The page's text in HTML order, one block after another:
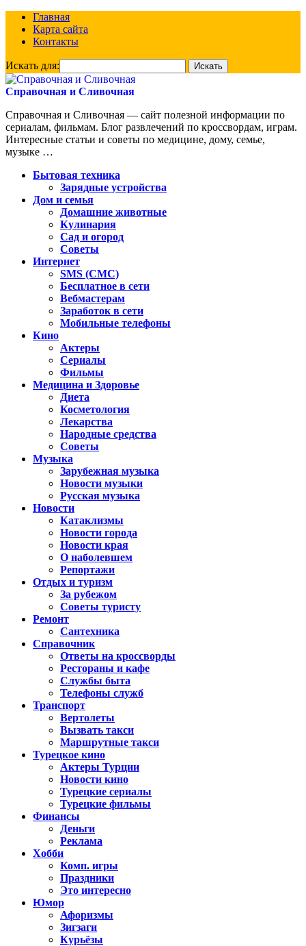
Главная
Карта сайта
Контакты
Искать для:
Справочная и Сливочная
Справочная и Сливочная — сайт полезной информации по
сериалам, фильмам. Блог развлечений по кроссвордам, играм.
Интересные статьи и советы по медицине, дому, семье,
музыке …
Бытовая техника
Зарядные устройства
Дом и семья
Домашние животные
Кулинария
Сад и огород
Советы
Интернет
SMS (СМС)
Бесплатное в сети
Вебмастерам
Заработок в сети
Мобильные телефоны
Кино
Актеры
Сериалы
Фильмы
Медицина и Здоровье
Диета
Косметология
Лекарства
Народные средства
Советы
Музыка
Зарубежная музыка
Новости музыки
Русская музыка
Новости
Катаклизмы
Новости города
Новости края
О наболевшем
Репортажи
Отдых и туризм
За рубежом
Советы туристу
Ремонт
Сантехника
Справочник
Ответы на кроссворды
Рестораны и кафе
Службы быта
Телефоны служб
Транспорт
Вертолеты
Вызвать такси
Маршрутные такси
Турецкое кино
Актеры Турции
Новости кино
Турецкие сериалы
Турецкие фильмы
Финансы
Деньги
Реклама
Хобби
Комп. игры
Праздники
Это интересно
Юмор
Афоризмы
Зигзаги
Курьёзы